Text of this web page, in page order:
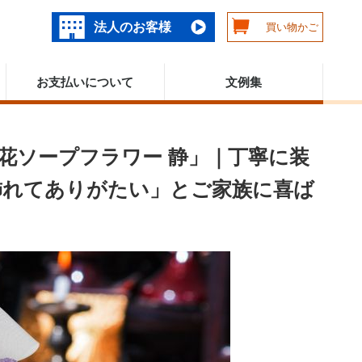
法人のお客様 買い物かご
お支払いについて 文例集
ソープフラワー 静」｜丁寧に装
てありがたい」とご家族に喜ば